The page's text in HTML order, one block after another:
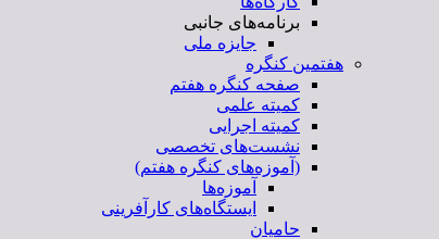
برنامه‌های جانبی
جایزه ملی
هفتمین کنگره
صفحه کنگره هفتم
کمیته علمی
کمیته اجرایی
نشست‌های تخصصی
(آموزه‌های کنگره هفتم)
آموزه‌ها
ایستگاه‌های کارآفرینی
حامیان